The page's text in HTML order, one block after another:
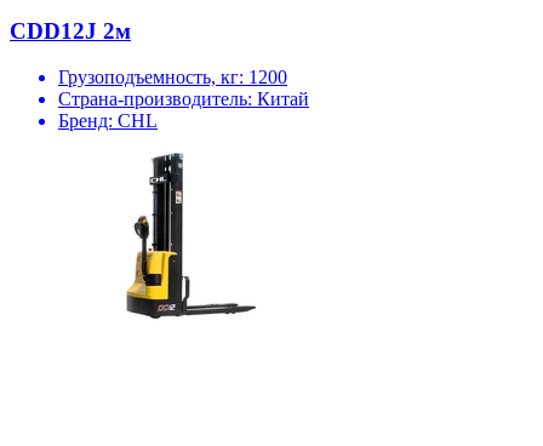
CDD12J 2м
Грузоподъемность, кг: 1200
Страна-производитель: Китай
Бренд: CHL